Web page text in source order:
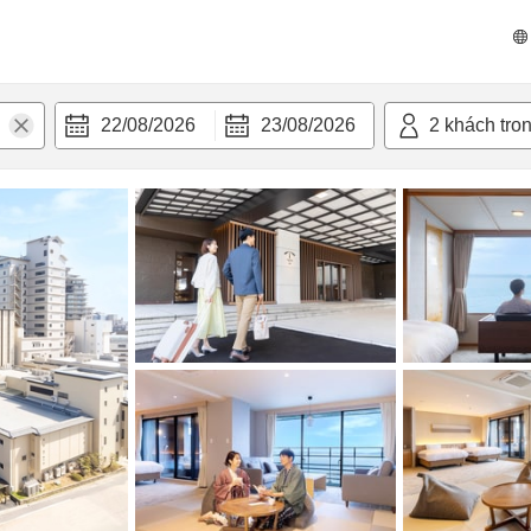
22/08/2026 23/08/2026 2 khách
nghi